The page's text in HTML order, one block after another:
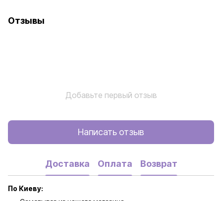
Отзывы
Добавьте первый отзыв
Написать отзыв
Доставка Оплата Возврат
По Киеву: